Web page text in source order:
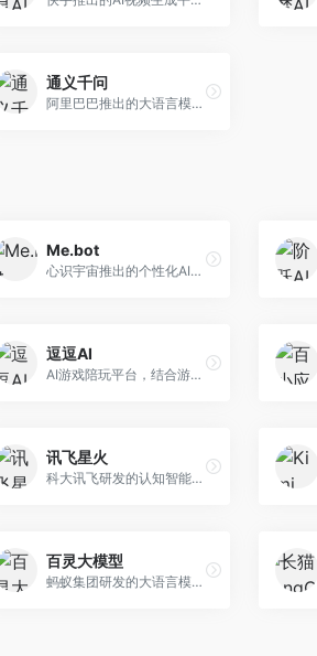
通义千问
阿里巴巴推出的大语言模型平台，提供对话问答、文档处理、图像理解、代码编写等全方位AI服务。面向企业用户和个人开发者，集成阿里云生态，支持多模态交互，企业级安全保障。
Me.bot
心识宇宙推出的个性化AI伴侣，专注于情感交互和个人助理服务。面向个人用户，支持日程管理、情感陪伴、知识问答等功能，交互体验人性化。
逗逗AI
AI游戏陪玩平台，结合游戏理解和自然语言交互技术。面向游戏玩家，提供游戏攻略、陪玩互动、社交聊天等服务，游戏知识丰富，互动体验有趣。
讯飞星火
科大讯飞研发的认知智能大模型，深度融合语音识别和自然语言处理技术。面向企业用户和教育领域，提供语音交互、文档处理、代码生成等服务，中文语音识别准确率高。
百灵大模型
蚂蚁集团研发的大语言模型平台，专注于金融科技和企业服务。面向金融机构和企业客户，提供智能客服、风险分析、文档处理等服务，金融场景理解深入。